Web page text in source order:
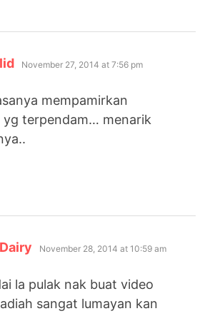
says:
November 27, 2014 at 7:56 pm
mempamirkan
yg terpendam… menarik
says:
November 28, 2014 at 10:59 am
la pulak nak buat video
sangat lumayan kan